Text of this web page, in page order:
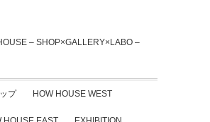
プ HOW HOUSE WEST